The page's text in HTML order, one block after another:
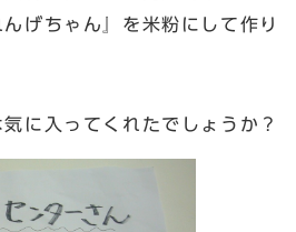
げちゃん』を米粉にして作り
に入ってくれたでしょうか？